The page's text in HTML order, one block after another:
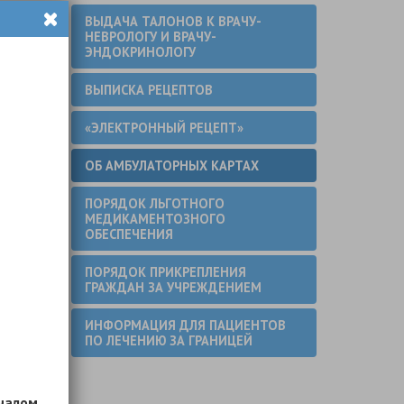
не
ВЫДАЧА ТАЛОНОВ К ВРАЧУ-
НЕВРОЛОГУ И ВРАЧУ-
ЭНДОКРИНОЛОГУ
ВЫПИСКА РЕЦЕПТОВ
«ЭЛЕКТРОННЫЙ РЕЦЕПТ»
ОБ АМБУЛАТОРНЫХ КАРТАХ
ПОРЯДОК ЛЬГОТНОГО
МЕДИКАМЕНТОЗНОГО
ОБЕСПЕЧЕНИЯ
ПОРЯДОК ПРИКРЕПЛЕНИЯ
ГРАЖДАН ЗА УЧРЕЖДЕНИЕМ
ИНФОРМАЦИЯ ДЛЯ ПАЦИЕНТОВ
ПО ЛЕЧЕНИЮ ЗА ГРАНИЦЕЙ